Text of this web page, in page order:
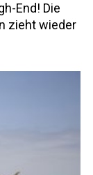
End! Die
zieht wieder